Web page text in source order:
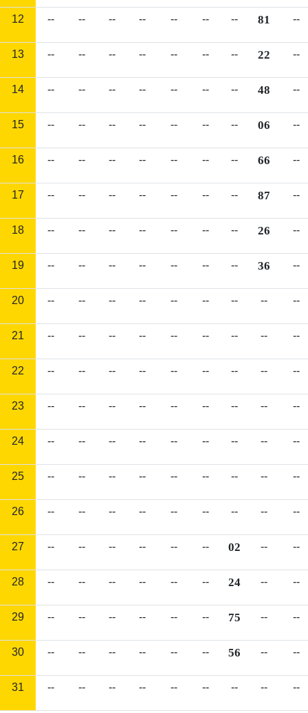
12 -- -- -- -- -- -- -- 81 --
13 -- -- -- -- -- -- -- 22 --
14 -- -- -- -- -- -- -- 48 --
15 -- -- -- -- -- -- -- 06 --
16 -- -- -- -- -- -- -- 66 --
17 -- -- -- -- -- -- -- 87 --
18 -- -- -- -- -- -- -- 26 --
19 -- -- -- -- -- -- -- 36 --
20 -- -- -- -- -- -- -- -- --
21 -- -- -- -- -- -- -- -- --
22 -- -- -- -- -- -- -- -- --
23 -- -- -- -- -- -- -- -- --
24 -- -- -- -- -- -- -- -- --
25 -- -- -- -- -- -- -- -- --
26 -- -- -- -- -- -- -- -- --
27 -- -- -- -- -- -- 02 -- --
28 -- -- -- -- -- -- 24 -- --
29 -- -- -- -- -- -- 75 -- --
30 -- -- -- -- -- -- 56 -- --
31 -- -- -- -- -- -- -- -- --